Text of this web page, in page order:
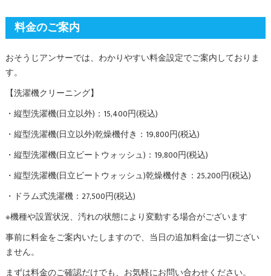
料金のご案内
おそうじアンサーでは、わかりやすい料金設定でご案内しておりま
す。
【洗濯機クリーニング】
・縦型洗濯機(日立以外)：15,400円(税込)
・縦型洗濯機(日立以外)乾燥機付き：19,800円(税込)
・縦型洗濯機(日立ビートウォッシュ)：19,800円(税込)
・縦型洗濯機(日立ビートウォッシュ)乾燥機付き：25,200円(税込)
・ドラム式洗濯機：27,500円(税込)
※機種や設置状況、汚れの状態により変動する場合がございます
事前に料金をご案内いたしますので、当日の追加料金は一切ござい
ません。
まずは料金のご確認だけでも、お気軽にお問い合わせください。